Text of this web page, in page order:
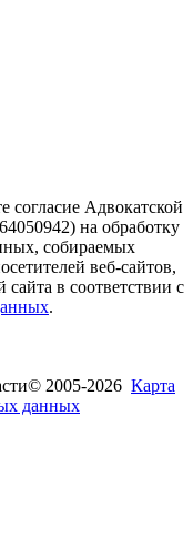
согласие Адвокатской
на обработку
собираемых
веб-сайтов,
в соответствии с
.
© 2005-2026 Карта
данных